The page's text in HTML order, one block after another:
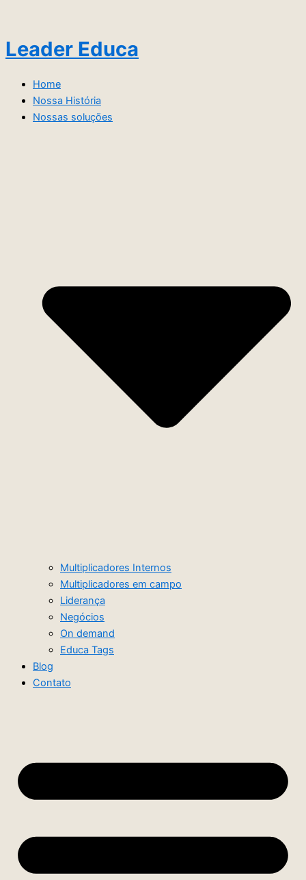
o
conteúdo
Leader Educa
Home
Nossa História
Nossas soluções
Multiplicadores Internos
Multiplicadores em campo
Liderança
Negócios
On demand
Educa Tags
Blog
Contato